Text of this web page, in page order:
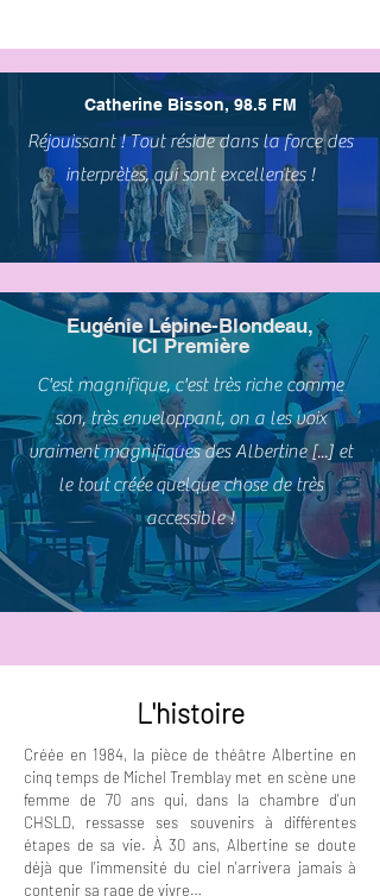
Catherine Bisson, 98.5 FM
Réjouissant ! Tout réside dans la force des
interprètes, qui sont excellentes !
Eugénie Lépine-Blondeau,
ICI Première
C'est magnifique, c'est très riche comme
son, très enveloppant, on a les voix
vraiment magnifiques des Albertine [...] et
le toutcrééequelque chose de très
accessible !
L'histoire
Créée en 1984, la pièce de théâtre Albertine en
cinq temps de Michel Tremblay met en scène une
femme de 70 ans qui, dans la chambre d'un
CHSLD, ressasse ses souvenirs à différentes
étapes de sa vie. À 30 ans, Albertine se doute
déjà que l'immensité du ciel n'arrivera jamais à
contenir sa rage de vivre…